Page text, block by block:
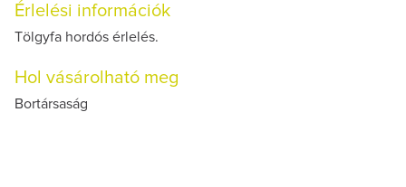
Érlelési információk
Tölgyfa hordós érlelés.
Hol vásárolható meg
Bortársaság